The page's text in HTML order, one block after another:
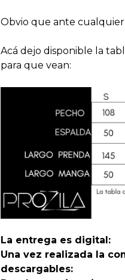
Obvio que ante
Acá dejo disponible la
para que vean:
La entrega es digital:
Una vez realizada la
descargables: